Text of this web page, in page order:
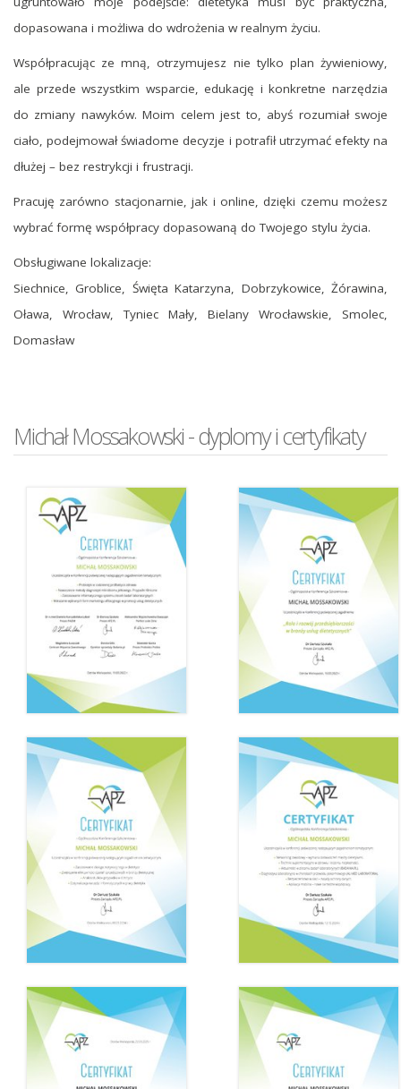
dopasowana i możliwa do wdrożenia w realnym życiu.
Współpracując ze mną, otrzymujesz nie tylko plan żywieniowy,
ale przede wszystkim wsparcie, edukację i konkretne narzędzia
do zmiany nawyków. Moim celem jest to, abyś rozumiał swoje
ciało, podejmował świadome decyzje i potrafił utrzymać efekty na
dłużej – bez restrykcji i frustracji.
Pracuję zarówno stacjonarnie, jak i online, dzięki czemu możesz
wybrać formę współpracy dopasowaną do Twojego stylu życia.
Obsługiwane lokalizacje:
Siechnice, Groblice, Święta Katarzyna, Dobrzykowice, Żórawina,
Oława, Wrocław, Tyniec Mały, Bielany Wrocławskie, Smolec,
Domasław
Michał Mossakowski - dyplomy i certyfikaty